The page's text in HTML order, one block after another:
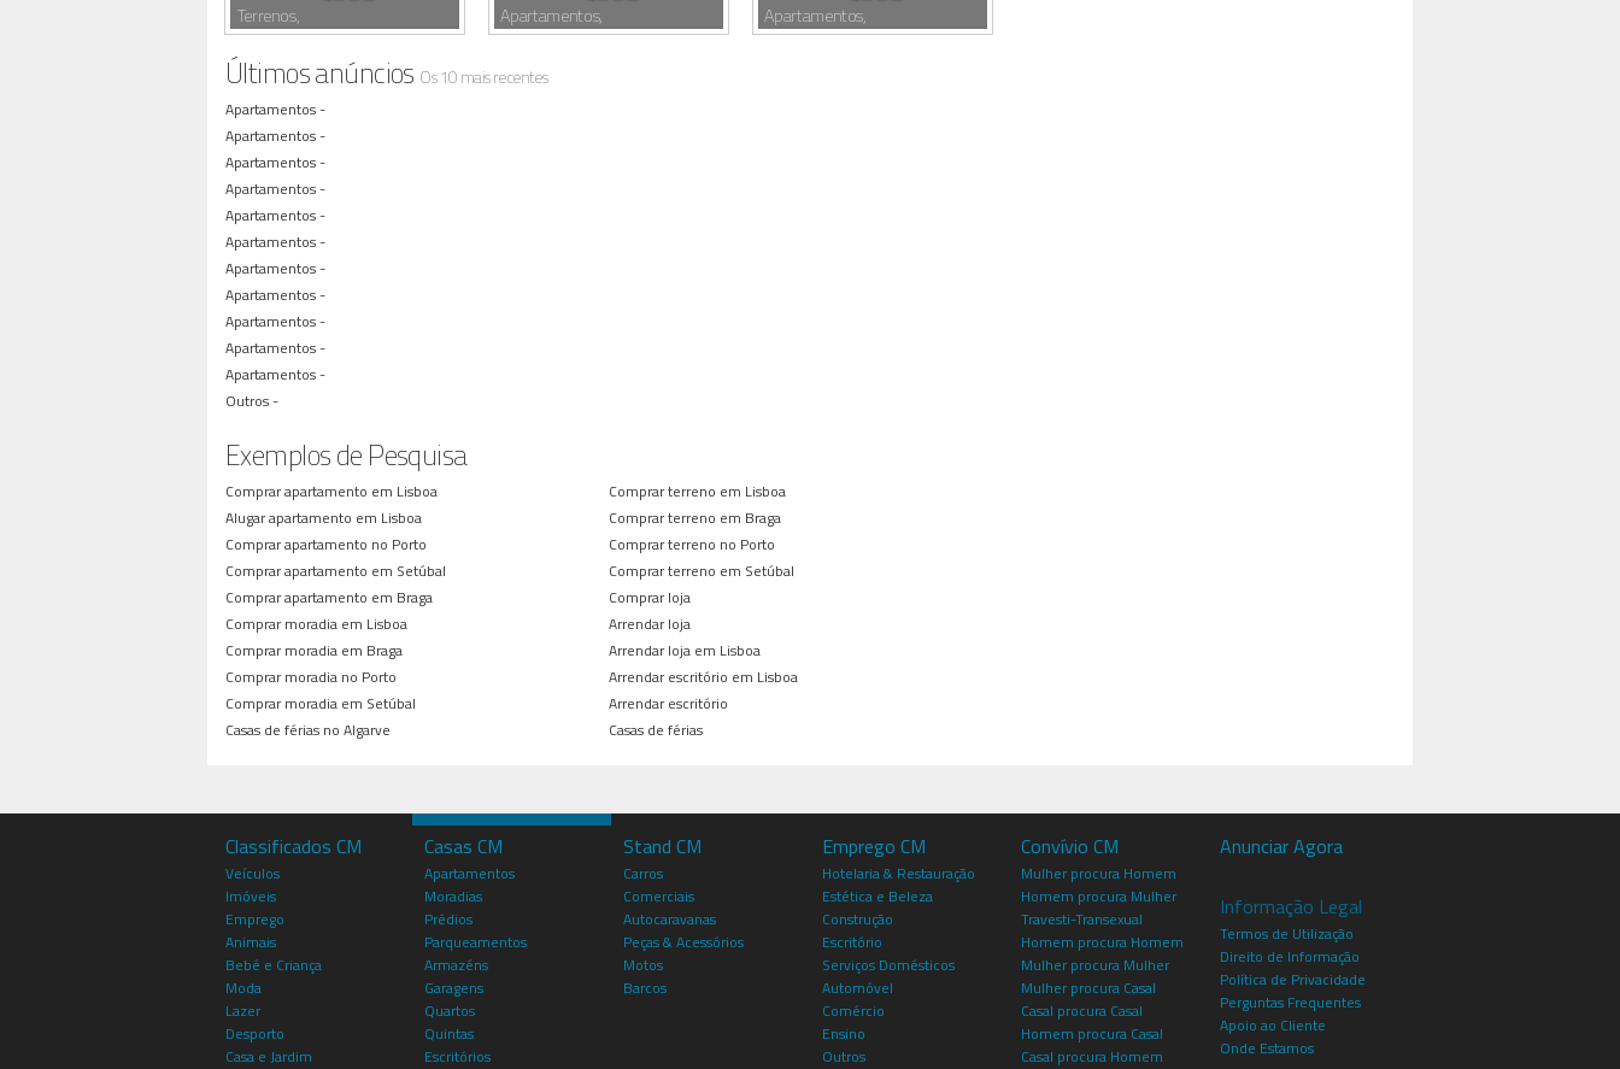
Terrenos, Apartamentos, Apartamentos,
Últimos anúncios Os 10 mais recentes
Apartamentos -
Apartamentos -
Apartamentos -
Apartamentos -
Apartamentos -
Apartamentos -
Apartamentos -
Apartamentos -
Apartamentos -
Apartamentos -
Apartamentos -
Outros -
Exemplos de Pesquisa
Comprar apartamento em Lisboa
Alugar apartamento em Lisboa
Comprar apartamento no Porto
Comprar apartamento em Setúbal
Comprar apartamento em Braga
Comprar moradia em Lisboa
Comprar moradia em Braga
Comprar moradia no Porto
Comprar moradia em Setúbal
Casas de férias no Algarve
Comprar terreno em Lisboa
Comprar terreno em Braga
Comprar terreno no Porto
Comprar terreno em Setúbal
Comprar loja
Arrendar loja
Arrendar loja em Lisboa
Arrendar escritório em Lisboa
Arrendar escritório
Casas de férias
Classificados CM
Veículos
Imóveis
Emprego
Animais
Bebé e Criança
Moda
Lazer
Desporto
Casa e Jardim
Casas CM
Apartamentos
Moradias
Prédios
Parqueamentos
Armazéns
Garagens
Quartos
Quintas
Escritórios
Stand CM
Carros
Comerciais
Autocaravanas
Peças & Acessórios
Motos
Barcos
Emprego CM
Hotelaria & Restauração
Estética e Beleza
Construção
Escritório
Serviços Domésticos
Automóvel
Comércio
Ensino
Outros
Convívio CM
Mulher procura Homem
Homem procura Mulher
Travesti-Transexual
Homem procura Homem
Mulher procura Mulher
Mulher procura Casal
Casal procura Casal
Homem procura Casal
Casal procura Homem
Anunciar Agora
Informação Legal
Termos de Utilização
Direito de Informação
Política de Privacidade
Perguntas Frequentes
Apoio ao Cliente
Onde Estamos